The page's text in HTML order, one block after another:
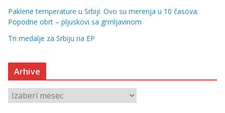
Paklene temperature u Srbiji: Ovo su merenja u 10 časova;
Popodne obrt – pljuskovi sa grmljavinom
Tri medalje za Srbiju na EP
Arhive
r